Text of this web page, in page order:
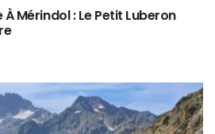
Mérindol : Le Petit Luberon